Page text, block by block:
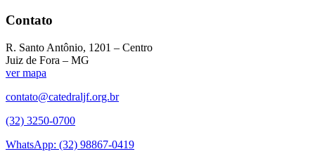
Contato
R. Santo Antônio, 1201 – Centro
Juiz de Fora – MG
ver mapa
contato@catedraljf.org.br
(32) 3250-0700
WhatsApp: (32) 98867-0419